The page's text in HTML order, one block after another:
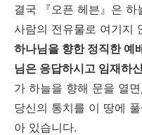
결국 『오픈 헤븐』은
사람의 전유물로 여기지
하나님을 향한 정직한 예
님은 응답하시고 임재하
가 하늘을 향해 문을 열
당신의 통치를 이 땅에
아 있습니다.